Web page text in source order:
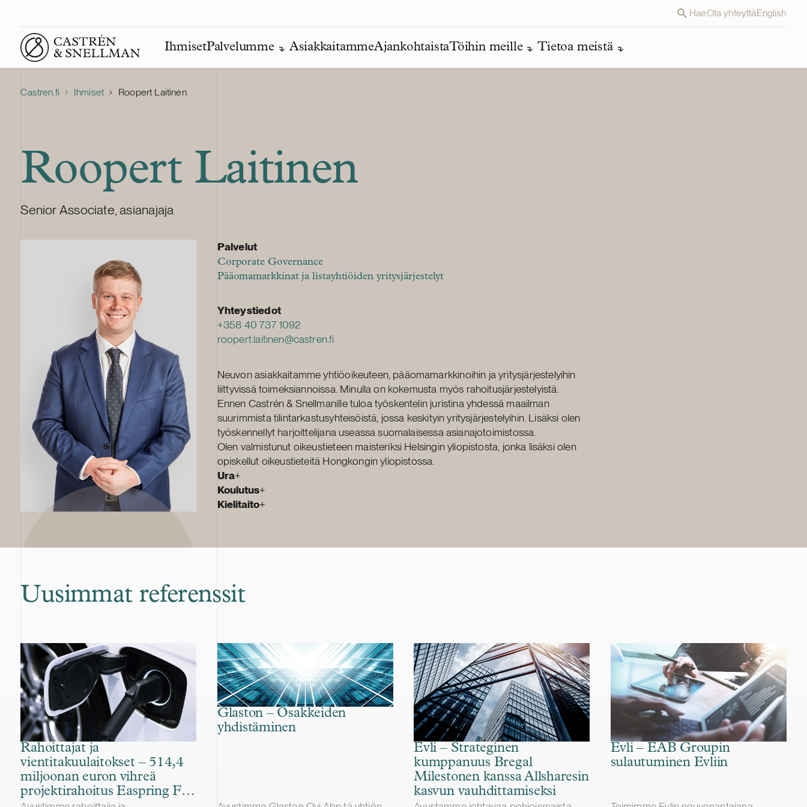
HaeOta yhteyttäEnglish
Front page
IhmisetPalvelumme AsiakkaitammeAjankohtaistaTöihin meille Tietoa meistä
Castren.fi Ihmiset Roopert Laitinen
Roopert Laitinen
Senior Associate, asianajaja
Palvelut
Corporate Governance
Pääomamarkkinat ja listayhtiöiden yritysjärjestelyt
Yhteystiedot
+358 40 737 1092
roopert.laitinen@castren.fi
Neuvon asiakkaitamme yhtiöoikeuteen, pääomamarkkinoihin ja yritysjärjestelyihin
liittyvissä toimeksiannoissa. Minulla on kokemusta myös rahoitusjärjestelyistä.
Ennen Castrén & Snellmanille tuloa työskentelin juristina yhdessä maailman
suurimmista tilintarkastusyhteisöistä, jossa keskityin yritysjärjestelyihin. Lisäksi olen
työskennellyt harjoittelijana useassa suomalaisessa asianajotoimistossa.
Olen valmistunut oikeustieteen maisteriksi Helsingin yliopistosta, jonka lisäksi olen
opiskellut oikeustieteitä Hongkongin yliopistossa.
Ura+
Koulutus+
Kielitaito+
Uusimmat referenssit
Rahoittajat ja
vientitakuulaitokset – 514,4
miljoonan euron vihreä
projektirahoitus Easpring Finland
Glaston – Osakkeiden
yhdistäminen
Evli – Strateginen
kumppanuus Bregal
Milestonen kanssa Allsharesin
kasvun vauhdittamiseksi
Evli – EAB Groupin
sulautuminen Evliin